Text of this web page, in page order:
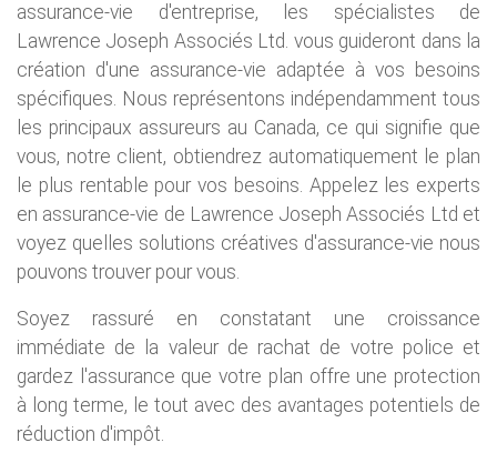
assurance-vie d'entreprise, les spécialistes de
Lawrence Joseph Associés Ltd. vous guideront dans la
création d'une assurance-vie adaptée à vos besoins
spécifiques. Nous représentons indépendamment tous
les principaux assureurs au Canada, ce qui signifie que
vous, notre client, obtiendrez automatiquement le plan
le plus rentable pour vos besoins. Appelez les experts
en assurance-vie de Lawrence Joseph Associés Ltd et
voyez quelles solutions créatives d'assurance-vie nous
pouvons trouver pour vous.
Soyez rassuré en constatant une croissance
immédiate de la valeur de rachat de votre police et
gardez l'assurance que votre plan offre une protection
à long terme, le tout avec des avantages potentiels de
réduction d'impôt.